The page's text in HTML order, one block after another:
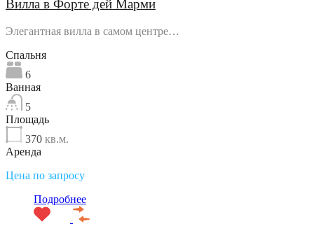
Вилла в Форте дей Марми
Элегантная вилла в самом центре…
Спальня
6
Ванная
5
Площадь
370 кв.м.
Аренда
Цена по запросу
Подробнее